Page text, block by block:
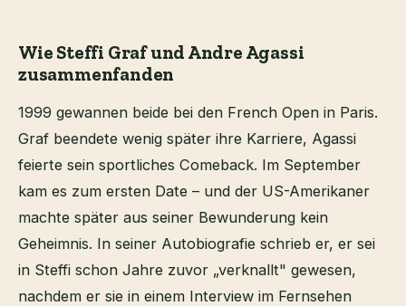
Wie Steffi Graf und Andre Agassi
zusammenfanden
1999 gewannen beide bei den French Open in Paris.
Graf beendete wenig später ihre Karriere, Agassi
feierte sein sportliches Comeback. Im September
kam es zum ersten Date – und der US-Amerikaner
machte später aus seiner Bewunderung kein
Geheimnis. In seiner Autobiografie schrieb er, er sei
in Steffi schon Jahre zuvor „verknallt" gewesen,
nachdem er sie in einem Interview im Fernsehen